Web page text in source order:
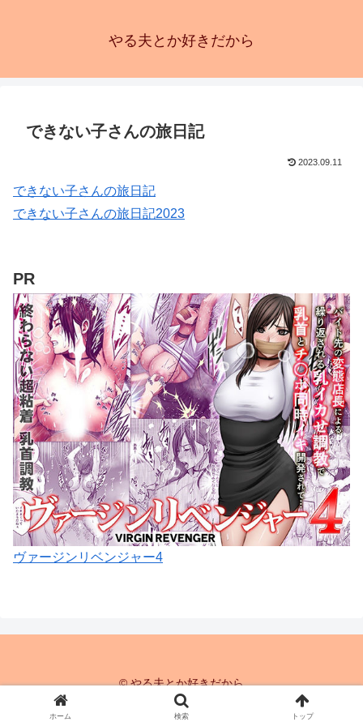
やる夫とか好きだから
できない子さんの旅日記
2023.09.11
できない子さんの旅日記
できない子さんの旅日記2023
PR
ヴァージンリベンジャー4
© やる夫とか好きだから
ホーム 検索 トップ